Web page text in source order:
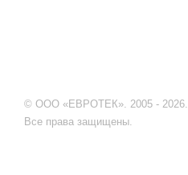
© ООО «ЕВРОТЕК». 2005 - 2026.
Все права защищены.